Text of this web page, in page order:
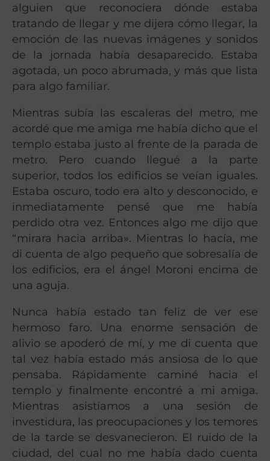
alguien que reconociera dónde estaba
tratando de llegar y me dijera cómo llegar, la
emoción de las nuevas imágenes y sonidos
de la jornada había desaparecido. Estaba
agotada, un poco abrumada, y más que lista
para algo familiar.
Mientras subía las escaleras del metro, me
acordé que me amiga me había dicho que el
templo estaba justo al frente de la parada de
metro. Pero cuando llegué a la parte
superior, todos los edificios se veían iguales.
Estaba oscuro, todo era alto y desconocido, e
inmediatamente pensé que me había
perdido otra vez. Entonces algo me dijo que
“mirara hacia arriba». Mientras lo hacía, me
di cuenta de algo pequeño que sobresalía de
los edificios, era el ángel Moroni encima de
una aguja.
Nunca había estado tan feliz de ver ese
hermoso faro. Una enorme sensación de
alivio se apoderó de mí, y me di cuenta que
tal vez había estado más ansiosa de lo que
pensaba. Rápidamente caminé hacia el
templo y finalmente encontré a mi amiga.
Mientras asistíamos a una sesión de
investidura, las preocupaciones y los temores
de la tarde se desvanecieron. El ruido de la
ciudad, del cual no me había dado cuenta